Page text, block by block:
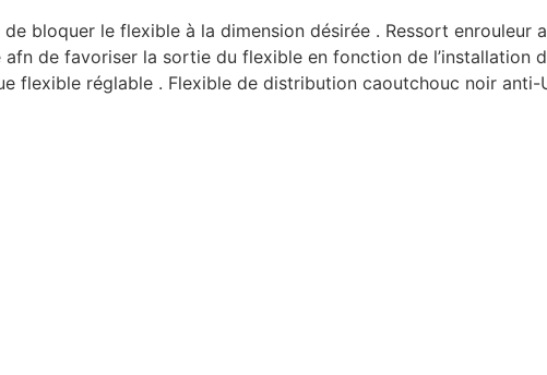
de bloquer le flexible à la dimension désirée . Ressort enrouleur
de favoriser la sortie du flexible en fonction de l’installation
flexible réglable . Flexible de distribution caoutchouc noir